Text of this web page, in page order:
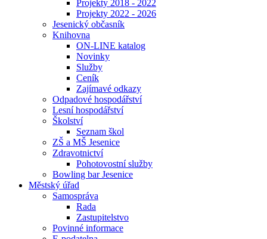
Projekty 2018 - 2022
Projekty 2022 - 2026
Jesenický občasník
Knihovna
ON-LINE katalog
Novinky
Služby
Ceník
Zajímavé odkazy
Odpadové hospodářství
Lesní hospodářství
Školství
Seznam škol
ZŠ a MŠ Jesenice
Zdravotnictví
Pohotovostní služby
Bowling bar Jesenice
Městský úřad
Samospráva
Rada
Zastupitelstvo
Povinné informace